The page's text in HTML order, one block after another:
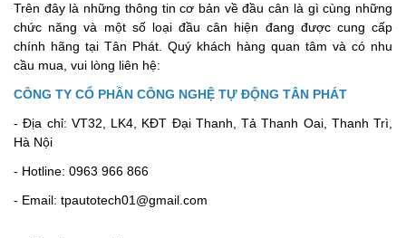
Trên đây là những thông tin cơ bản về đầu cân là gì cùng những
chức năng và một số loại đầu cân hiện đang được cung cấp
chính hãng tại Tân Phát. Quý khách hàng quan tâm và có nhu
cầu mua, vui lòng liên hệ:
CÔNG TY CỔ PHẦN CÔNG NGHỆ TỰ ĐỘNG TÂN PHÁT
- Địa chỉ: VT32, LK4, KĐT Đại Thanh, Tả Thanh Oai, Thanh Trì,
Hà Nội
- Hotline: 0963 966 866
- Email: tpautotech01@gmail.com